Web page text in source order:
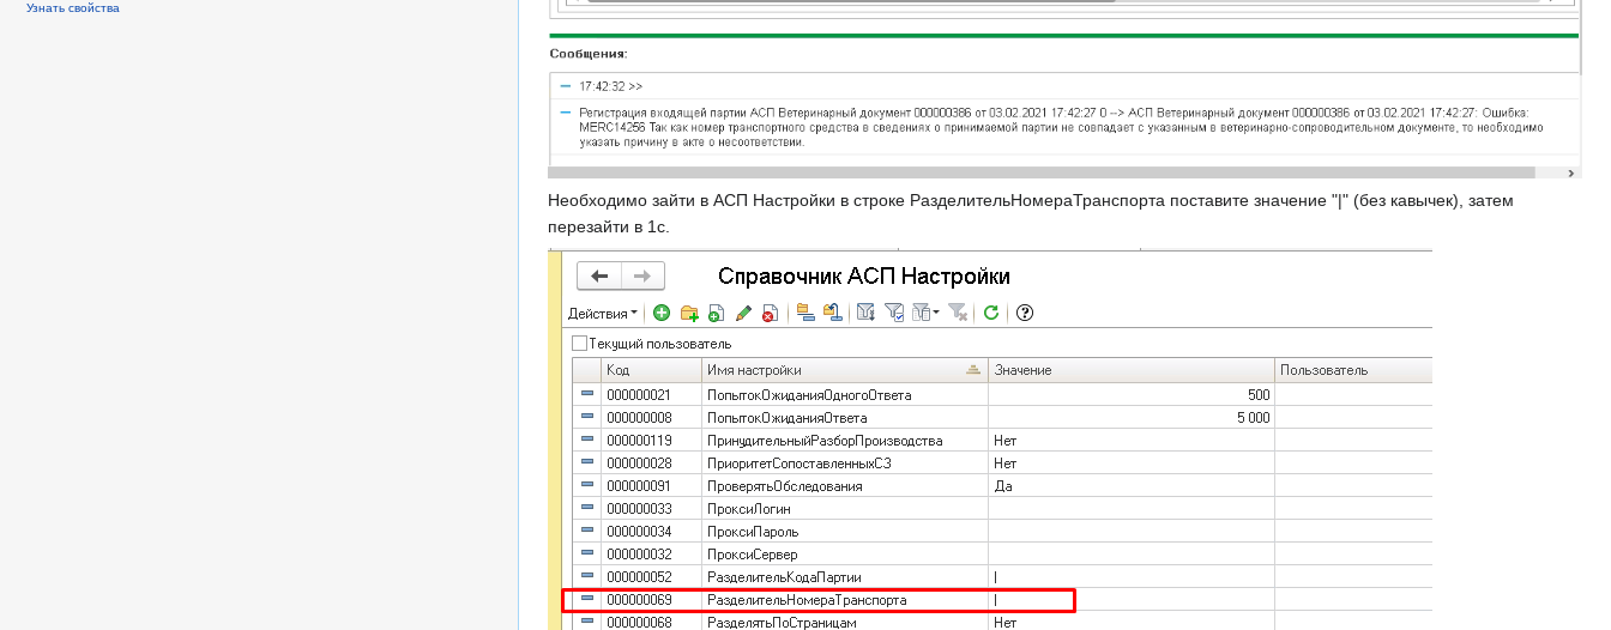
Необходимо зайти в АСП Настройки в строке РазделительНомераТранспорта поставите значение "|" (без кавычек), затем
перезайти в 1с.
Узнать свойства